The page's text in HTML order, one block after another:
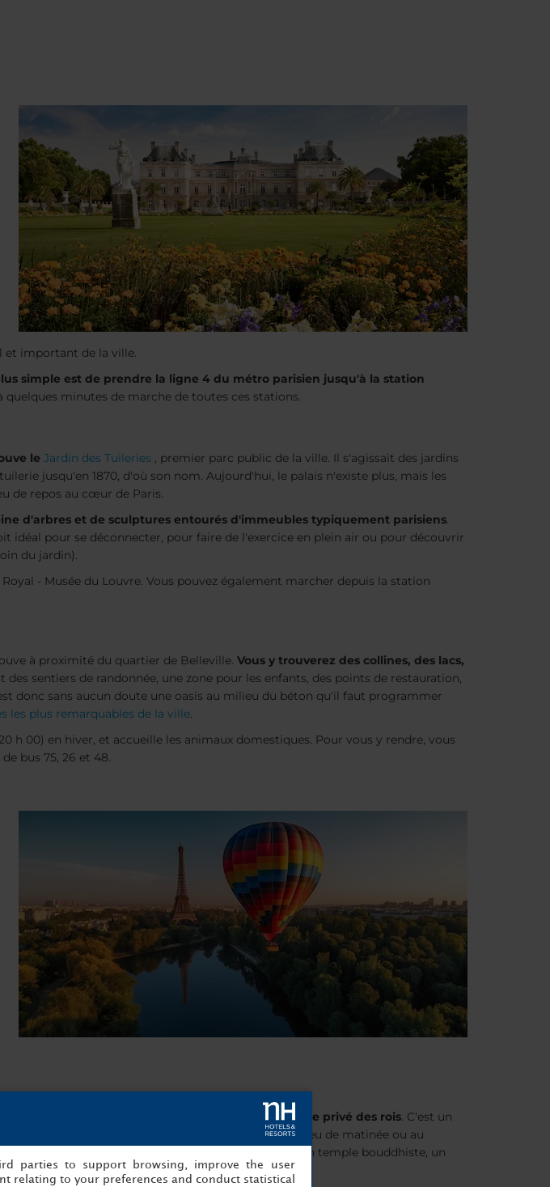
et important de la ville.
simple est de prendre la ligne 4 du métro parisien jusqu'à la station
minutes de marche de toutes ces stations.
le Jardin des Tuileries , premier parc public de la ville. Il s'agissait des jardins
jusqu'en 1870, d'où son nom. Aujourd'hui, le palais n'existe plus, mais les
de repos au cœur de Paris.
d'arbres et de sculptures entourés d'immeubles typiquement parisiens.
idéal pour se déconnecter, pour faire de l'exercice en plein air ou pour découvrir
du jardin).
- Musée du Louvre. Vous pouvez également marcher depuis la station
à proximité du quartier de Belleville. Vous y trouverez des collines, des lacs,
sentiers de randonnée, une zone pour les enfants, des points de restauration,
donc sans aucun doute une oasis au milieu du béton qu'il faut programmer
les plus remarquables de la ville.
h 00) en hiver, et accueille les animaux domestiques. Pour vous y rendre, vous
bus 75, 26 et 48.
mille hectares et était à l'origine le terrain de chasse privé des rois. C'est un
particulier pour les amateurs de pique-nique en milieu de matinée ou au
tels que le Fort de la Gravelle, le Zoo de Paris, un temple bouddhiste, un
parties to support browsing, improve the user
relating to your preferences and conduct statistical